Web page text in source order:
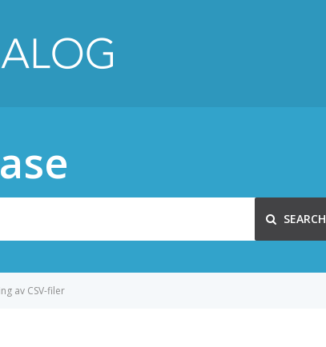
SEARCH
av CSV-filer